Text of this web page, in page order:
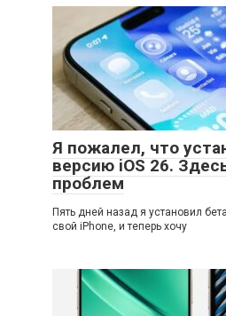
Я пожалел, что
версию iOS 26.
проблем
Пять дней назад я установил
свой iPhone, и теперь хочу